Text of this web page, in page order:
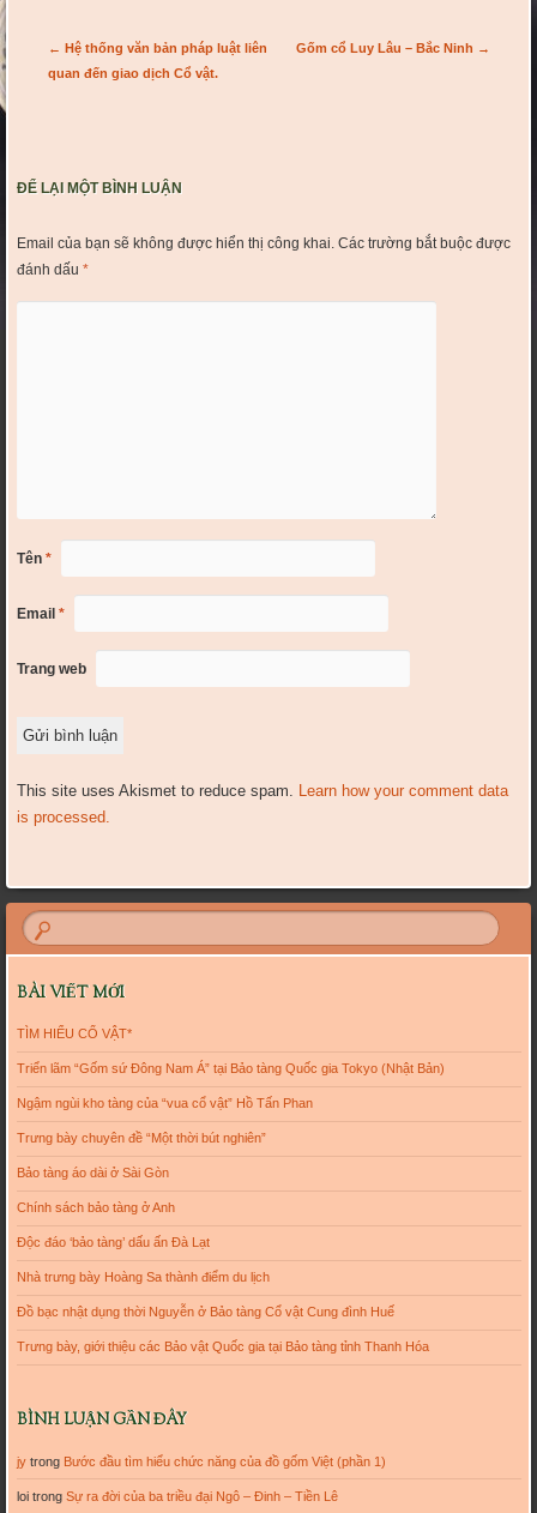
Post navigation
← Hệ thống văn bản pháp luật liên
quan đến giao dịch Cổ vật.
Gốm cổ Luy Lâu – Bắc Ninh →
ĐỂ LẠI MỘT BÌNH LUẬN
Email của bạn sẽ không được hiển thị công khai. Các trường bắt buộc được
đánh dấu *
Tên *
Email *
Trang web
This site uses Akismet to reduce spam. Learn how your comment data
is processed.
BÀI VIẾT MỚI
TÌM HIỂU CỔ VẬT*
Triển lãm “Gốm sứ Đông Nam Á” tại Bảo tàng Quốc gia Tokyo (Nhật Bản)
Ngậm ngùi kho tàng của “vua cổ vật” Hồ Tấn Phan
Trưng bày chuyên đề “Một thời bút nghiên”
Bảo tàng áo dài ở Sài Gòn
Chính sách bảo tàng ở Anh
Độc đáo ‘bảo tàng’ dấu ấn Đà Lạt
Nhà trưng bày Hoàng Sa thành điểm du lịch
Đồ bạc nhật dụng thời Nguyễn ở Bảo tàng Cổ vật Cung đình Huế
Trưng bày, giới thiệu các Bảo vật Quốc gia tại Bảo tàng tỉnh Thanh Hóa
BÌNH LUẬN GẦN ĐÂY
jytrong Bước đầu tìm hiểu chức năng của đồ gốm Việt (phần 1)
loitrong Sự ra đời của ba triều đại Ngô – Đinh – Tiền Lê